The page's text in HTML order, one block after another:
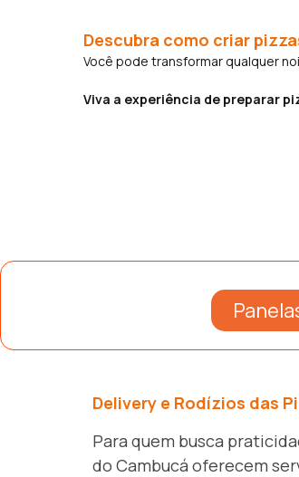
Descubra como criar
Você pode transformar qualquer
Viva a experiência de preparar
Delivery e Rodízios das
Para quem busca
do Cambucá oferecem